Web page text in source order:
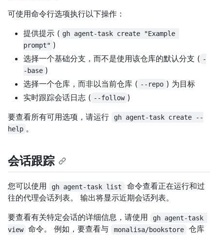
可使用命令行选项执行以下操作：
提供提示 ( gh agent-task create "Example
prompt" )
选择一个基础分支，而不是使用该仓库的默认分支 ( -
-base )
选择一个仓库，而非以当前仓库 ( --repo ) 为目标
实时跟踪会话日志 ( --follow )
要查看所有可用选项，请运行
gh agent-task create --
help 。
会话跟踪
您可以使用 gh agent-task list
命令查看正在运行和过
往的代理会话列表。 输出将显示近期会话列表。
要查看有关特定会话的详细信息，请使用
gh agent-task
view
命令。 例如，要查看与 monalisa/bookstore
仓库